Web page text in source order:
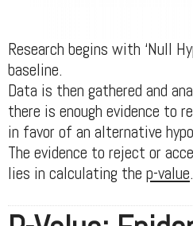
Research begins with ‘Null
baseline.
Data is then gathered and
there is enough evidence to
in favor of an alternative
The evidence to reject or
lies in calculating the p-value.